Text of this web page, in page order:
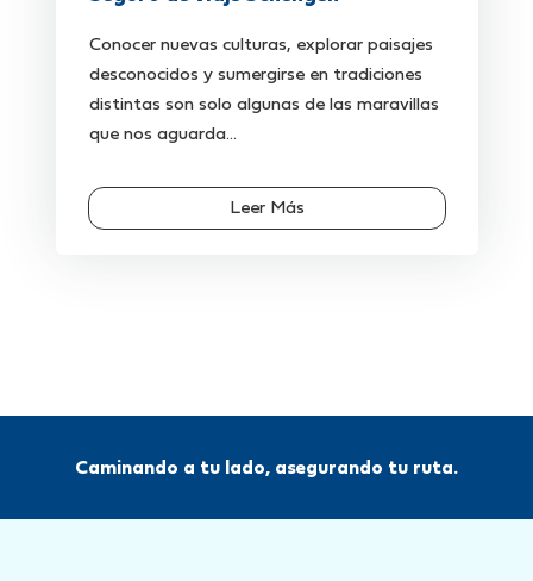
Conocer nuevas culturas, explorar paisajes
desconocidos y sumergirse en tradiciones
distintas son solo algunas de las maravillas
que nos aguarda...
Leer Más
Caminando a tu lado, asegurando tu ruta.